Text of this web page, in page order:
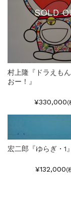
SOLD
村上隆『ドラえも
おー！』
¥330,000(
宏二郎『ゆらぎ・1』
¥132,000(